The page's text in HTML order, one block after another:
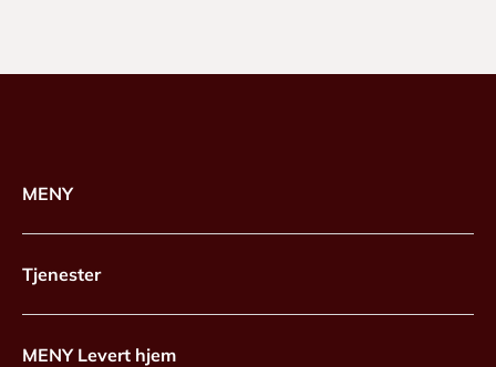
MENY
Tjenester
MENY Levert hjem